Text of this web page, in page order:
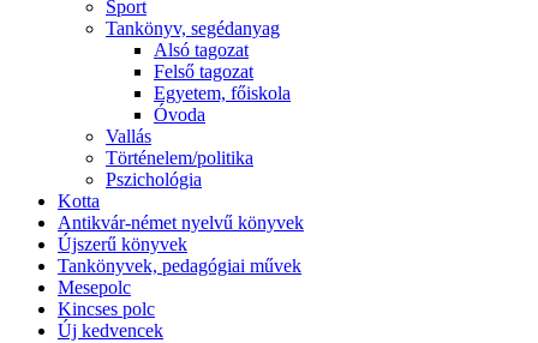
Sport
Tankönyv, segédanyag
Alsó tagozat
Felső tagozat
Egyetem, főiskola
Óvoda
Vallás
Történelem/politika
Pszichológia
Kotta
Antikvár-német nyelvű könyvek
Újszerű könyvek
Tankönyvek, pedagógiai művek
Mesepolc
Kincses polc
Új kedvencek